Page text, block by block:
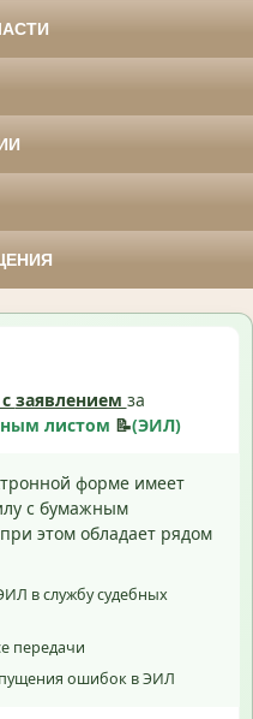
заявлением за
листом 📝(ЭИЛ)
форме имеет
с бумажным
этом обладает рядом
в службу судебных
передачи
ошибок в ЭИЛ